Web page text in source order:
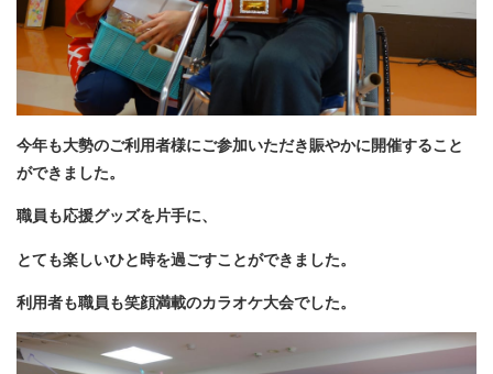
今年も大勢のご利用者様にご参加いただき賑やかに開催すること
ができました。
職員も応援グッズを片手に、
とても楽しいひと時を過ごすことができました。
利用者も職員も笑顔満載のカラオケ大会でした。